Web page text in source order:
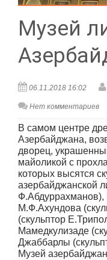
Музей
06.11.2018 16:02
Нет комментариев
В самом центре
Азербайджана,
дворец,
майоликой с
которых высятся
азербайджанской
Ф.Абдуррахманов),
М.Ф.Ахундова
(скульптор
Мамедкулизаде
Джаббарлы
Музей